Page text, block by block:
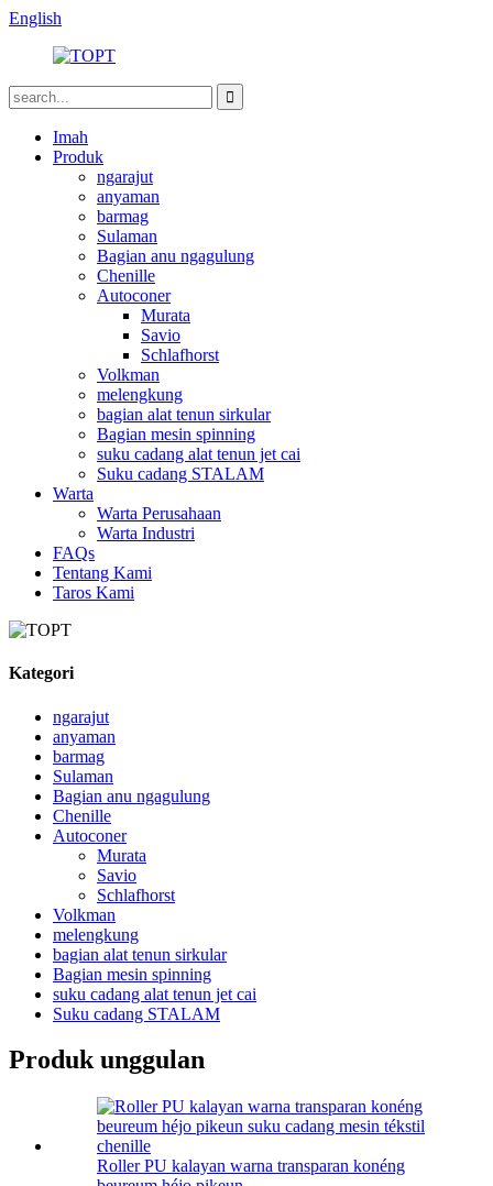
English
Imah
Produk
ngarajut
anyaman
barmag
Sulaman
Bagian anu ngagulung
Chenille
Autoconer
Murata
Savio
Schlafhorst
Volkman
melengkung
bagian alat tenun sirkular
Bagian mesin spinning
suku cadang alat tenun jet cai
Suku cadang STALAM
Warta
Warta Perusahaan
Warta Industri
FAQs
Tentang Kami
Taros Kami
Kategori
ngarajut
anyaman
barmag
Sulaman
Bagian anu ngagulung
Chenille
Autoconer
Murata
Savio
Schlafhorst
Volkman
melengkung
bagian alat tenun sirkular
Bagian mesin spinning
suku cadang alat tenun jet cai
Suku cadang STALAM
Produk unggulan
Roller PU kalayan warna transparan konéng